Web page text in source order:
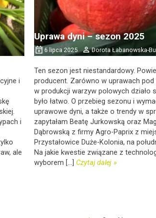
i
i
ale
Uprawa dyni – sezon 2025
6 lipca 2025 Dorota Łabanowska-
Ten sezon jest niestandardowy.
producent. Zarówno w uprawach pod
w produkcji warzyw polowych działo
było łatwo. O przebieg sezonu i
uprawowe dyni, a także o trendy w
zapytałam Beatę Jurkowską oraz
Dąbrowską z firmy Agro-Paprix z
Przystałowice Duże-Kolonia, na
Na jakie kwestie związane z
wyborem [...] Czytaj dalej